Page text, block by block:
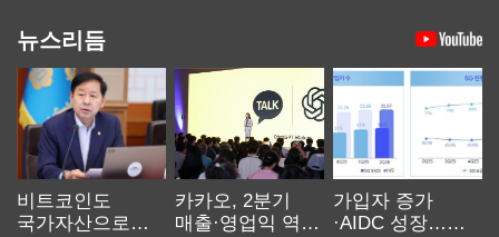
뉴스리듬
비트코인도
국가자산으로…'
카카오, 2분기
매출·영업익 역대
가입자 증가
·AIDC 성장…